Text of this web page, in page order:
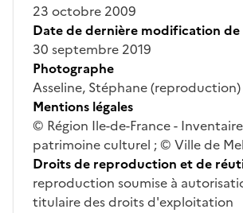
23 octobre 2009
Date de dernière modification
30 septembre 2019
Photographe
Asseline, Stéphane (reproduction)
Mentions légales
© Région Ile-de-France -
patrimoine culturel ; © Ville de
Droits de reproduction et de
reproduction soumise à
titulaire des droits d'exploitation